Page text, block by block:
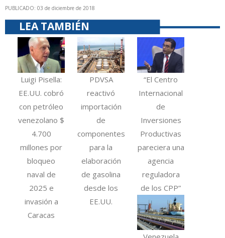
PUBLICADO: 03 de diciembre de 2018
LEA TAMBIÉN
Luigi Pisella:
EE.UU. cobró
con petróleo
venezolano $
4.700
millones por
bloqueo
naval de
2025 e
invasión a
Caracas
PDVSA
reactivó
importación
de
componentes
para la
elaboración
de gasolina
desde los
EE.UU.
“El Centro
Internacional
de
Inversiones
Productivas
pareciera una
agencia
reguladora
de los CPP”